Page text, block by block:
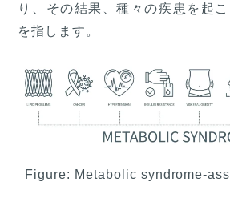
り、その結果、種々の疾患を起
を指します。
Figure: Metabolic syndrome-